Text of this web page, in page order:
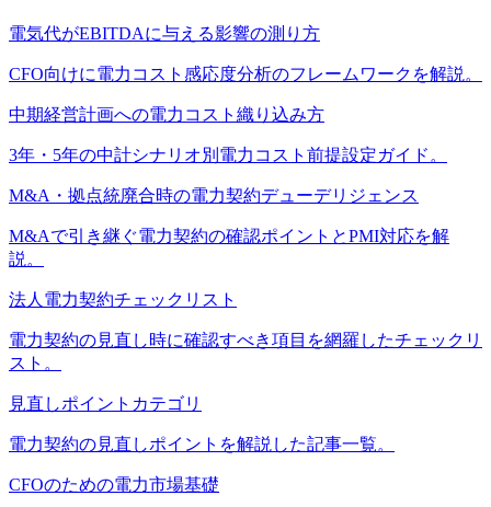
電気代がEBITDAに与える影響の測り方
CFO向けに電力コスト感応度分析のフレームワークを解説。
中期経営計画への電力コスト織り込み方
3年・5年の中計シナリオ別電力コスト前提設定ガイド。
M&A・拠点統廃合時の電力契約デューデリジェンス
M&Aで引き継ぐ電力契約の確認ポイントとPMI対応を解
説。
法人電力契約チェックリスト
電力契約の見直し時に確認すべき項目を網羅したチェックリ
スト。
見直しポイントカテゴリ
電力契約の見直しポイントを解説した記事一覧。
CFOのための電力市場基礎